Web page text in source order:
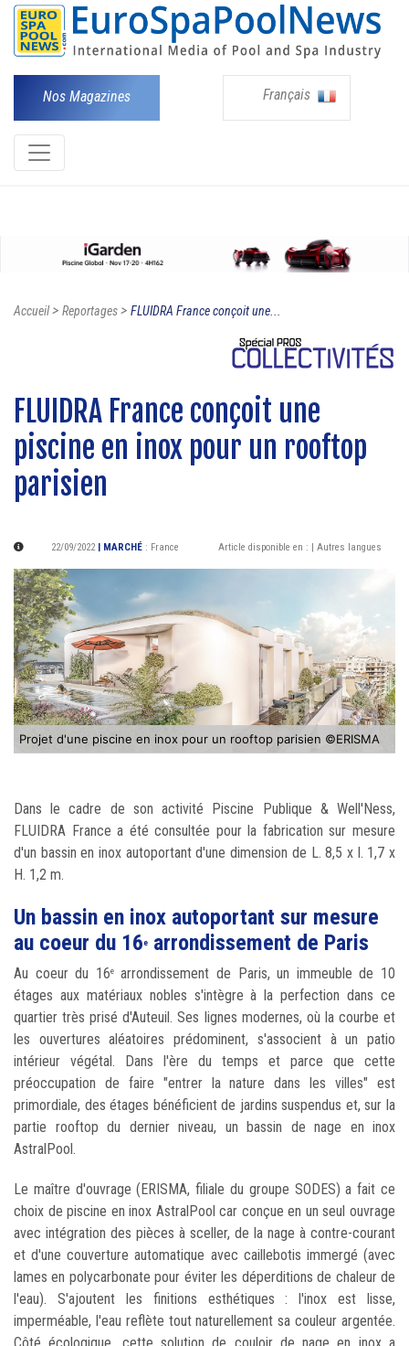
Nos Magazines Français
Accueil> Reportages> FLUIDRA France conçoit une...
FLUIDRA France conçoit une
piscine en inox pour un rooftop
parisien
22/09/2022 | MARCHÉ : France Article disponible en : | Autres langues
Projet d'une piscine en inox pour un rooftop parisien ©ERISMA
Dans le cadre de son activité Piscine Publique & Well'Ness,
FLUIDRA France a été consultée pour la fabrication sur mesure
d'un bassin en inox autoportant d'une dimension de L. 8,5 x l. 1,7 x
H. 1,2 m.
Un bassin en inox autoportant sur mesure
au coeur du 16e arrondissement de Paris
Au coeur du 16earrondissement de Paris, un immeuble de 10
étages aux matériaux nobles s'intègre à la perfection dans ce
quartier très prisé d'Auteuil. Ses lignes modernes, où la courbe et
les ouvertures aléatoires prédominent, s'associent à un patio
intérieur végétal. Dans l'ère du temps et parce que cette
préoccupation de faire "entrer la nature dans les villes" est
primordiale, des étages bénéficient de jardins suspendus et, sur la
partie rooftop du dernier niveau, un bassin de nage en inox
AstralPool.
Le maître d'ouvrage (ERISMA, filiale du groupe SODES) a fait ce
choix de piscine en inox AstralPool car conçue en un seul ouvrage
avec intégration des pièces à sceller, de la nage à contre-courant
et d'une couverture automatique avec caillebotis immergé (avec
lames en polycarbonate pour éviter les déperditions de chaleur de
l'eau). S'ajoutent les finitions esthétiques : l'inox est lisse,
imperméable, l'eau reflète tout naturellement sa couleur argentée.
Côté écologique, cette solution de couloir de nage en inox a